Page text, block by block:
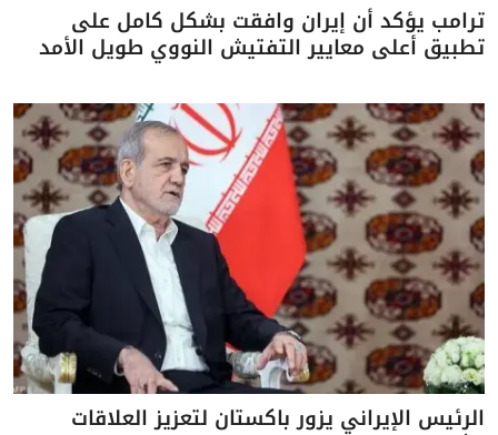
ترامب يؤكد أن إيران وافقت بشكل كامل على
تطبيق أعلى معايير التفتيش النووي طويل الأمد
الرئيس الإيراني يزور باكستان لتعزيز العلاقات